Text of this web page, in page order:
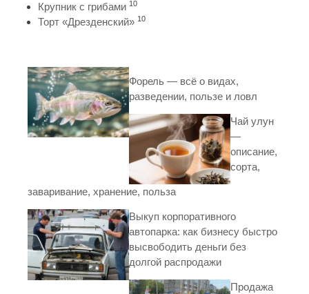
Крупник с грибами 10
Торт «Дрезденский» 10
Форель — всё о видах,
разведении, пользе и ловл
Чай улун
—
описание,
сорта,
заваривание, хранение, польза
Выкуп корпоративного
автопарка: как бизнесу быстро
высвободить деньги без
долгой распродажи
Продажа